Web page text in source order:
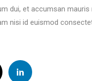
dui, et accumsan mauris
nisi id euismod